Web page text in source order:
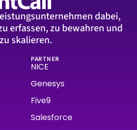
dabei,
erfassen, zu bewahren und
zu skalieren.
PARTNER
NICE
Genesys
Five9
Salesforce